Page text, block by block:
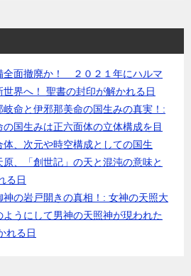
全面撤廃か！ ２０２１年にハルマ
界へ！ 聖書の封印が解かれる日
命と伊邪那美命の国生みの真実！:
国生みは正六面体の立体構成を目
、次元や時空構成としての国生
、「創世記」の天と混沌の意味と
る日
の岩戸開きの真相！: 女神の天照大
うにして男神の天照神が現われた
れる日